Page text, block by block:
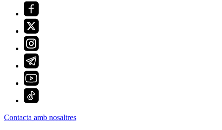
Contacta amb nosaltres